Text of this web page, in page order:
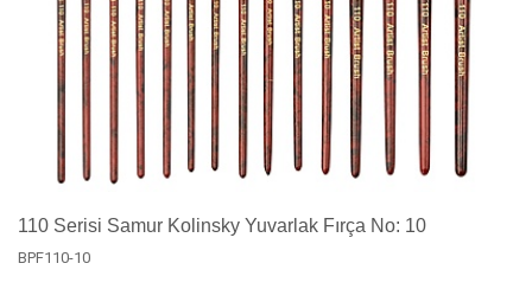
110 Serisi Samur Kolinsky Yuvarlak Fırça No: 10
BPF110-10